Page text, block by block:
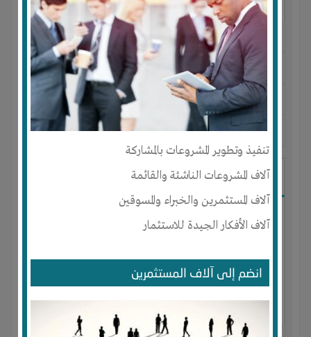
تنفيذ وتطوير المشروعات بالمشاركة
آلاف المشروعات الناشئة والقائمة
آلاف المستثمرين والخبراء والمسوقين
آلاف الأفكار الجيدة للاستثمار
انضم إلى آلاف المستثمرين
الجنس : ذكر
لديـه : الخبرات
المكان :مصر-القليوبية
آخر ظهور: : منذ 3 سنوات
Lujeencs